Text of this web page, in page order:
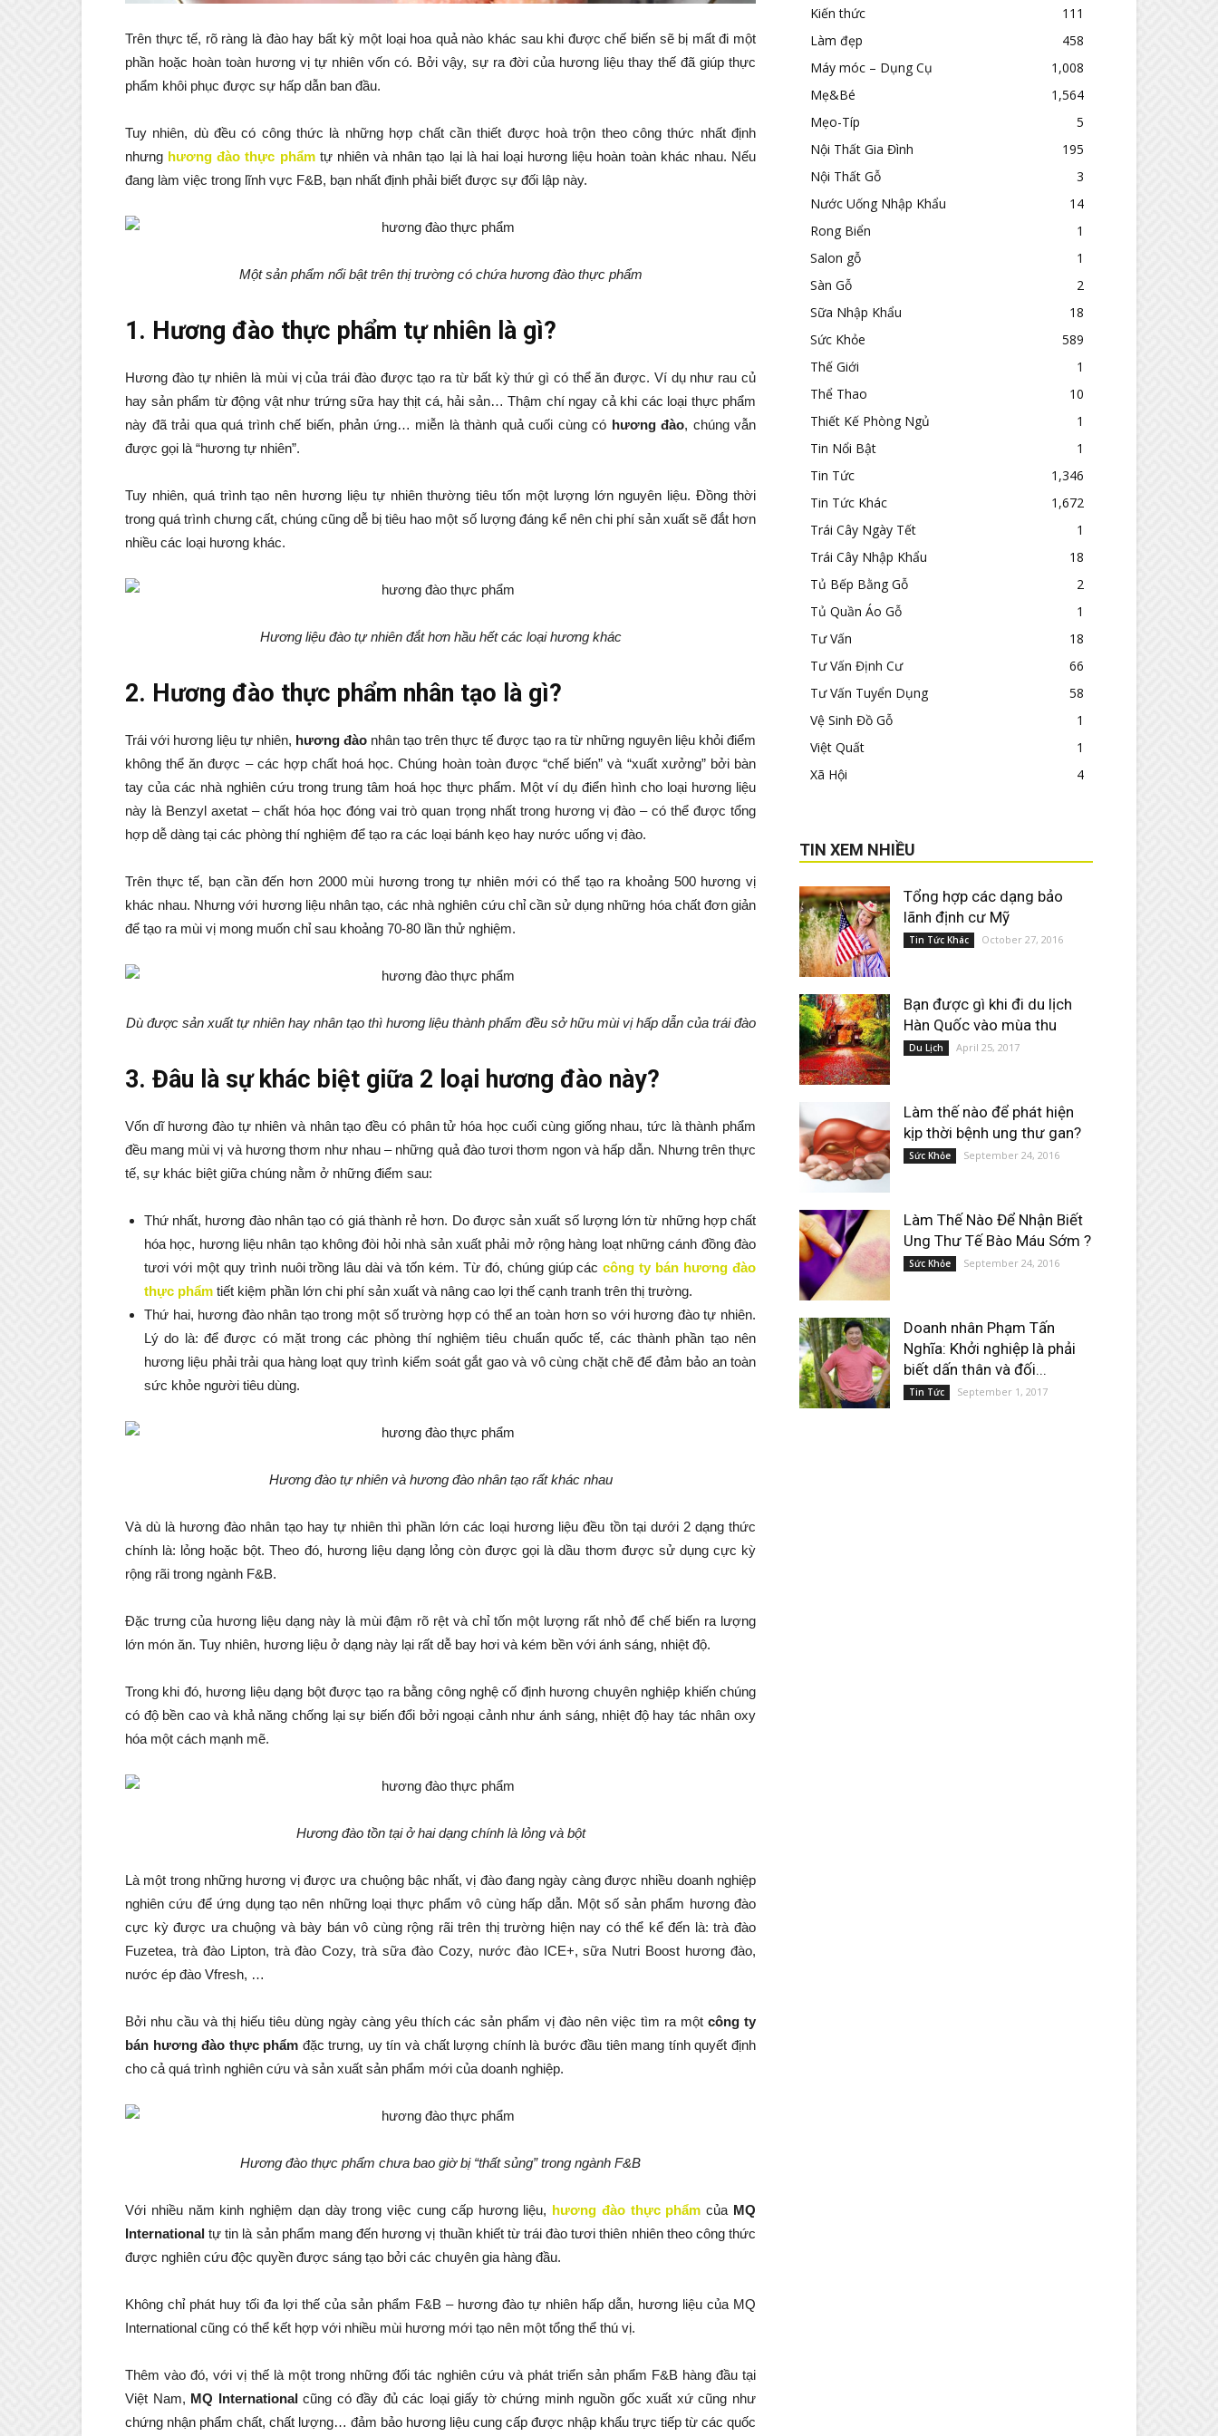
Trên thực tế, rõ ràng là đào hay bất kỳ một loại hoa quả nào khác sau khi được chế biến sẽ bị mất đi một
phần hoặc hoàn toàn hương vị tự nhiên vốn có. Bởi vậy, sự ra đời của hương liệu thay thế đã giúp thực
phẩm khôi phục được sự hấp dẫn ban đầu.
Tuy nhiên, dù đều có công thức là những hợp chất cần thiết được hoà trộn theo công thức nhất định
nhưng hương đào thực phẩmtự nhiên và nhân tạo lại là hai loại hương liệu hoàn toàn khác nhau. Nếu
đang làm việc trong lĩnh vực F&B, bạn nhất định phải biết được sự đối lập này.
Một sản phẩm nổi bật trên thị trường có chứa hương đào thực phẩm
1. Hương đào thực phẩm tự nhiên là gì?
Hương đào tự nhiên là mùi vị của trái đào được tạo ra từ bất kỳ thứ gì có thể ăn được. Ví dụ như rau củ
hay sản phẩm từ động vật như trứng sữa hay thịt cá, hải sản… Thậm chí ngay cả khi các loại thực phẩm
này đã trải qua quá trình chế biến, phản ứng… miễn là thành quả cuối cùng có hương đào, chúng vẫn
được gọi là “hương tự nhiên”.
Tuy nhiên, quá trình tạo nên hương liệu tự nhiên thường tiêu tốn một lượng lớn nguyên liệu. Đồng thời
trong quá trình chưng cất, chúng cũng dễ bị tiêu hao một số lượng đáng kể nên chi phí sản xuất sẽ đắt hơn
nhiều các loại hương khác.
Hương liệu đào tự nhiên đắt hơn hầu hết các loại hương khác
2. Hương đào thực phẩm nhân tạo là gì?
Trái với hương liệu tự nhiên, hương đào nhân tạo trên thực tế được tạo ra từ những nguyên liệu khỏi điểm
không thể ăn được – các hợp chất hoá học. Chúng hoàn toàn được “chế biến” và “xuất xưởng” bởi bàn
tay của các nhà nghiên cứu trong trung tâm hoá học thực phẩm. Một ví dụ điển hình cho loại hương liệu
này là Benzyl axetat – chất hóa học đóng vai trò quan trọng nhất trong hương vị đào – có thể được tổng
hợp dễ dàng tại các phòng thí nghiệm để tạo ra các loại bánh kẹo hay nước uống vị đào.
Trên thực tế, bạn cần đến hơn 2000 mùi hương trong tự nhiên mới có thể tạo ra khoảng 500 hương vị
khác nhau. Nhưng với hương liệu nhân tạo, các nhà nghiên cứu chỉ cần sử dụng những hóa chất đơn giản
để tạo ra mùi vị mong muốn chỉ sau khoảng 70-80 lần thử nghiệm.
Dù được sản xuất tự nhiên hay nhân tạo thì hương liệu thành phẩm đều sở hữu mùi vị hấp dẫn của trái đào
3. Đâu là sự khác biệt giữa 2 loại hương đào này?
Vốn dĩ hương đào tự nhiên và nhân tạo đều có phân tử hóa học cuối cùng giống nhau, tức là thành phẩm
đều mang mùi vị và hương thơm như nhau – những quả đào tươi thơm ngon và hấp dẫn. Nhưng trên thực
tế, sự khác biệt giữa chúng nằm ở những điểm sau:
Thứ nhất, hương đào nhân tạo có giá thành rẻ hơn. Do được sản xuất số lượng lớn từ những hợp chất
hóa học, hương liệu nhân tạo không đòi hỏi nhà sản xuất phải mở rộng hàng loạt những cánh đồng đào
tươi với một quy trình nuôi trồng lâu dài và tốn kém. Từ đó, chúng giúp cáccông ty bán hương đào
thực phẩm tiết kiệm phần lớn chi phí sản xuất và nâng cao lợi thế cạnh tranh trên thị trường.
Thứ hai, hương đào nhân tạo trong một số trường hợp có thể an toàn hơn so với hương đào tự nhiên.
Lý do là: để được có mặt trong các phòng thí nghiệm tiêu chuẩn quốc tế, các thành phần tạo nên
hương liệu phải trải qua hàng loạt quy trình kiểm soát gắt gao và vô cùng chặt chẽ để đảm bảo an toàn
sức khỏe người tiêu dùng.
Hương đào tự nhiên và hương đào nhân tạo rất khác nhau
Và dù là hương đào nhân tạo hay tự nhiên thì phần lớn các loại hương liệu đều tồn tại dưới 2 dạng thức
chính là: lỏng hoặc bột. Theo đó, hương liệu dạng lỏng còn được gọi là dầu thơm được sử dụng cực kỳ
rộng rãi trong ngành F&B.
Đặc trưng của hương liệu dạng này là mùi đậm rõ rệt và chỉ tốn một lượng rất nhỏ để chế biến ra lượng
lớn món ăn. Tuy nhiên, hương liệu ở dạng này lại rất dễ bay hơi và kém bền với ánh sáng, nhiệt độ.
Trong khi đó, hương liệu dạng bột được tạo ra bằng công nghệ cố định hương chuyên nghiệp khiến chúng
có độ bền cao và khả năng chống lại sự biến đổi bởi ngoại cảnh như ánh sáng, nhiệt độ hay tác nhân oxy
hóa một cách mạnh mẽ.
Hương đào tồn tại ở hai dạng chính là lỏng và bột
Là một trong những hương vị được ưa chuộng bậc nhất, vị đào đang ngày càng được nhiều doanh nghiệp
nghiên cứu để ứng dụng tạo nên những loại thực phẩm vô cùng hấp dẫn. Một số sản phẩm hương đào
cực kỳ được ưa chuộng và bày bán vô cùng rộng rãi trên thị trường hiện nay có thể kể đến là: trà đào
Fuzetea, trà đào Lipton, trà đào Cozy, trà sữa đào Cozy, nước đào ICE+, sữa Nutri Boost hương đào,
nước ép đào Vfresh, …
Bởi nhu cầu và thị hiếu tiêu dùng ngày càng yêu thích các sản phẩm vị đào nên việc tìm ra mộtcông ty
bán hương đào thực phẩm đặc trưng, uy tín và chất lượng chính là bước đầu tiên mang tính quyết định
cho cả quá trình nghiên cứu và sản xuất sản phẩm mới của doanh nghiệp.
Hương đào thực phẩm chưa bao giờ bị “thất sủng” trong ngành F&B
Với nhiều năm kinh nghiệm dạn dày trong việc cung cấp hương liệu, hương đào thực phẩm của MQ
International tự tin là sản phẩm mang đến hương vị thuần khiết từ trái đào tươi thiên nhiên theo công thức
được nghiên cứu độc quyền được sáng tạo bởi các chuyên gia hàng đầu.
Không chỉ phát huy tối đa lợi thế của sản phẩm F&B – hương đào tự nhiên hấp dẫn, hương liệu của MQ
International cũng có thể kết hợp với nhiều mùi hương mới tạo nên một tổng thể thú vị.
Thêm vào đó, với vị thế là một trong những đối tác nghiên cứu và phát triển sản phẩm F&B hàng đầu tại
Việt Nam, MQ Internationalcũng có đầy đủ các loại giấy tờ chứng minh nguồn gốc xuất xứ cũng như
chứng nhận phẩm chất, chất lượng… đảm bảo hương liệu cung cấp được nhập khẩu trực tiếp từ các quốc
Kiến thức
111
Làm đẹp
458
Máy móc – Dụng Cụ
1,008
Mẹ&Bé
1,564
Mẹo-Típ
5
Nội Thất Gia Đình
195
Nội Thất Gỗ
3
Nước Uống Nhập Khẩu
14
Rong Biển
1
Salon gỗ
1
Sàn Gỗ
2
Sữa Nhập Khẩu
18
Sức Khỏe
589
Thế Giới
1
Thể Thao
10
Thiết Kế Phòng Ngủ
1
Tin Nổi Bật
1
Tin Tức
1,346
Tin Tức Khác
1,672
Trái Cây Ngày Tết
1
Trái Cây Nhập Khẩu
18
Tủ Bếp Bằng Gỗ
2
Tủ Quần Áo Gỗ
1
Tư Vấn
18
Tư Vấn Định Cư
66
Tư Vấn Tuyển Dụng
58
Vệ Sinh Đồ Gỗ
1
Việt Quất
1
Xã Hội
4
TIN XEM NHIỀU
Tổng hợp các dạng bảo
lãnh định cư Mỹ
Tin Tức Khác October 27, 2016
Bạn được gì khi đi du lịch
Hàn Quốc vào mùa thu
Du Lịch April 25, 2017
Làm thế nào để phát hiện
kịp thời bệnh ung thư gan?
Sức Khỏe September 24, 2016
Làm Thế Nào Để Nhận Biết
Ung Thư Tế Bào Máu Sớm ?
Sức Khỏe September 24, 2016
Doanh nhân Phạm Tấn
Nghĩa: Khởi nghiệp là phải
biết dấn thân và đối...
Tin Tức September 1, 2017